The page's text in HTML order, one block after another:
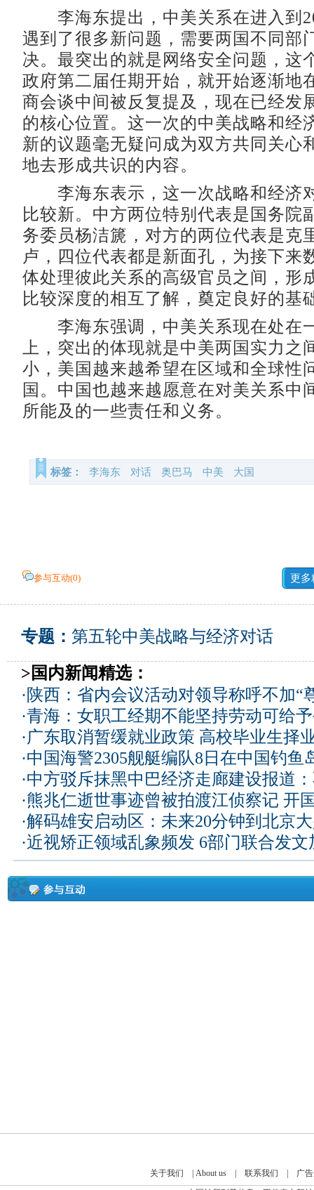
李海东提出，中美关系在进入到
遇到了很多新问题，需要两国不同部
决。最突出的就是网络安全问题，这
政府第二届任期开始，就开始逐渐地
商会谈中间被反复提及，现在已经发
的核心位置。这一次的中美战略和经
新的议题毫无疑问成为双方共同关心
地去形成共识的内容。
李海东表示，这一次战略和经济
比较新。中方两位特别代表是国务院
务委员杨洁篪，对方的两位代表是克
卢，四位代表都是新面孔，为接下来
体处理彼此关系的高级官员之间，形
比较深度的相互了解，奠定良好的基
李海东强调，中美关系现在处在
上，突出的体现就是中美两国实力之
小，美国越来越希望在区域和全球性
国。中国也越来越愿意在对美关系中
所能及的一些责任和义务。
标签： 李海东 对话 奥巴马 中美 大国
参与互动(0) 更多
专题： 第五轮中美战略与经济对话
>国内新闻精选：
· 陕西：省内会议活动对领导称呼不加“
·青海：女职工经期不能坚持劳动可给
·广东取消暂缓就业政策 高校毕业生择
·中国海警2305舰艇编队8日在中国钓鱼
·中方驳斥抹黑中巴经济走廊建设报道
·熊兆仁逝世事迹曾被拍渡江侦察记 开
·解码雄安启动区：未来20分钟到北京
·近视矫正领域乱象频发 6部门联合发文
关于我们 About us| 联系我们
广